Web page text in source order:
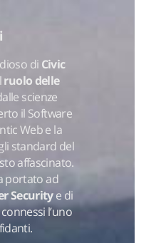
di Civic
ruolo delle
scienze
il Software
Web e la
standard del
affascinato.
portato ad
Securitye di
l’uno